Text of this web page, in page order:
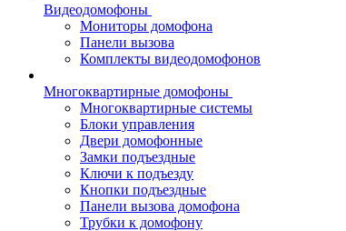
Видеодомофоны
Мониторы домофона
Панели вызова
Комплекты видеодомофонов
Многоквартирные домофоны
Многоквартирные системы
Блоки управления
Двери домофонные
Замки подъездные
Ключи к подъезду
Кнопки подъездные
Панели вызова домофона
Трубки к домофону